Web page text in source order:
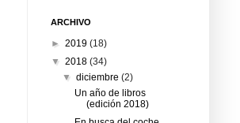
ARCHIVO
► 2019 (18)
▼ 2018 (34)
▼diciembre(2)
Un año de libros
(edición 2018)